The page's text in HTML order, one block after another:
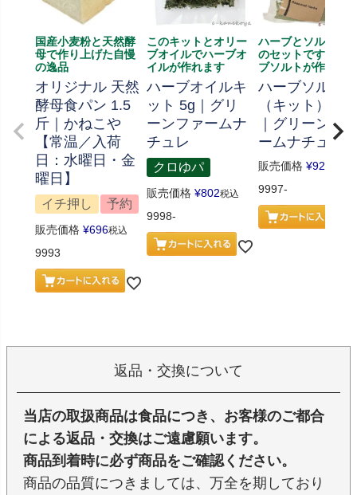
国産小麦粉と天然酵
母で作り上げた自慢
の逸品
オリジナル 天然
酵母食パン 1.5
斤｜かねこや
【常温／入荷
日：水曜日・金
曜日】
イチ押し 予約
販売価格 ¥696税込
9993
このキットとオリー
ブオイルでハーブオ
イルが作れます
ハーブオイルキ
ット 5g｜グリ
ーンファームナ
チュレ
クロゆパ
販売価格 ¥802税込
9998-
ハーブとソルト、
のセットです、ハ
ブソルトが作れま
ハーブソルト
（キット） 70g
｜グリーンフ
ームナチュレ
販売価格 ¥926
9997-
返品・交換について
当店の取扱商品は食品につき、お客様のご都合
による返品・交換はご遠慮願います。
商品到着時に必ず商品をご確認ください。
商品の品質につきましては、万全を期しており